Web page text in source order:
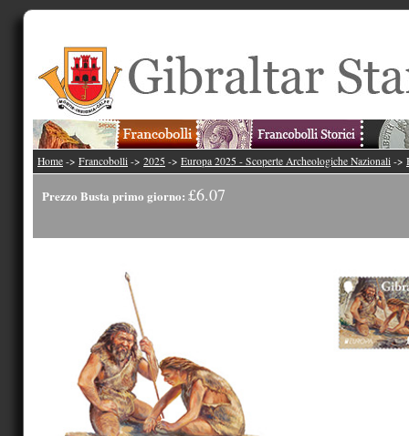
Home -> Francobolli -> 2025 -> Europa 2025 - Scoperte Archeologiche Nazionali ->
Prezzo Busta primo giorno: £6.07